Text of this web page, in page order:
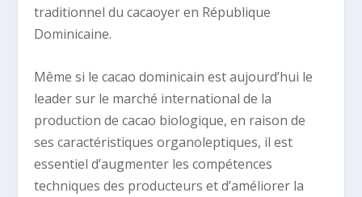
traditionnel du cacaoyer en République
Dominicaine.
Même si le cacao dominicain est aujourd’hui le
leader sur le marché international de la
production de cacao biologique, en raison de
ses caractéristiques organoleptiques, il est
essentiel d’augmenter les compétences
techniquesdes producteurs et d’améliorer la